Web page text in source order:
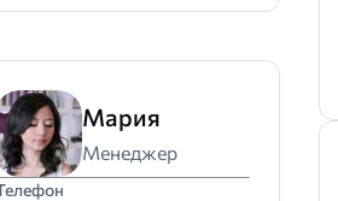
Мария
Менеджер